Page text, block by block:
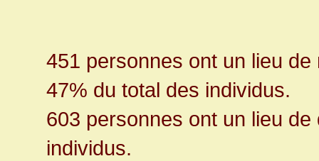
451 personnes ont un lieu
47% du total des individus.
603 personnes ont un lieu
individus.